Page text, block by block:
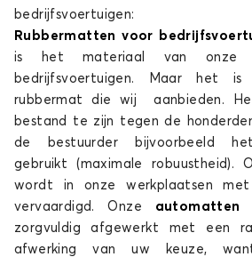
bedrijfsvoertuigen:
Rubbermatten voor
is het materiaal van onze
bedrijfsvoertuigen. Maar het
rubbermat die wij aanbieden.
bestand te zijn tegen de
de bestuurder bijvoorbeeld het
gebruikt (maximale robuustheid).
wordt in onze werkplaatsen
vervaardigd. Onze
zorgvuldig afgewerkt met een
afwerking van uw keuze,